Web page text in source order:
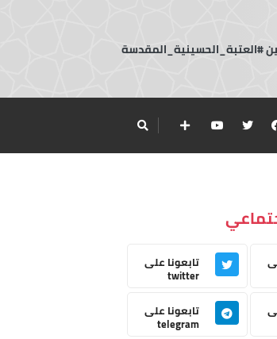
#العتبة_الحسينية_المقدسة
تابعونا على
twitter
تابعونا على
telegram